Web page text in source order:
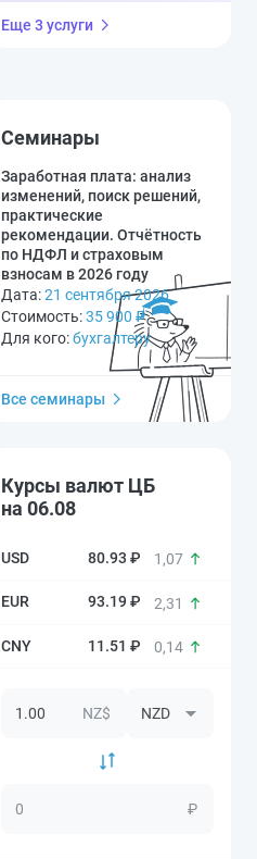
Еще 3 услуги
Семинары
Заработная плата: анализ
изменений, поиск решений,
практические
рекомендации. Отчётность
по НДФЛ и страховым
взносам в 2026 году
Дата:21 сентября 2026
Стоимость:35 900 ₽
Для кого:бухгалтеру
Все семинары
Курсы валют ЦБ
на 06.08
80.93 ₽ 1,07
93.19 ₽ 2,31
11.51 ₽ 0,14
NZ$
₽